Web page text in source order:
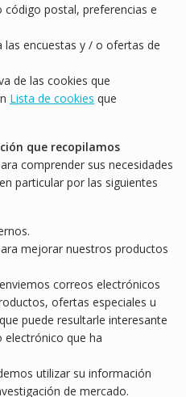
postal, preferencias e
encuestas y / o ofertas de
de las cookies que
Lista de cookies que
que recopilamos
comprender sus necesidades
particular por las siguientes
mejorar nuestros productos
correos electrónicos
ofertas especiales u
puede resultarle interesante
electrónico que ha
utilizar su información
de mercado.